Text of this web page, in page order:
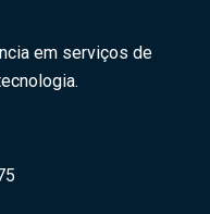
em serviços de